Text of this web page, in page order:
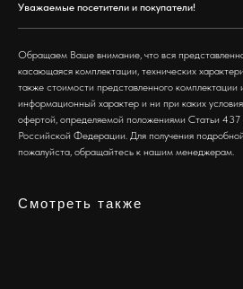
Уважаемые посетители и покупатели!
Обращаем Ваше внимание, что вся
касающаяся комплектации, технических
также стоимости представленного комплектации
информационный характер и ни при каких
офертой, определяемой положениями Статьи
Российской Федерации. Для получения
пожалуйста, обращайтесь к нашим менеджерам.
Смотреть также